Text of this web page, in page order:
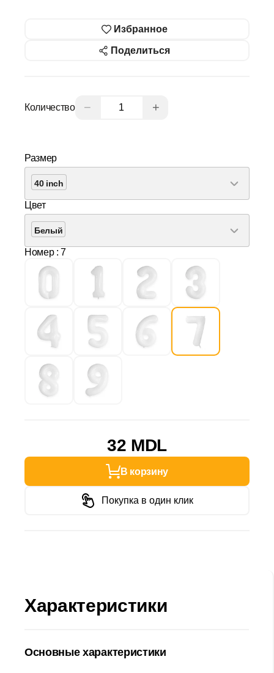
Избранное
Поделиться
Количество − +
Размер
40 inch
Цвет
Белый
Номер : 7
32 MDL
В корзину
Покупка в один клик
Характеристики
Основные характеристики